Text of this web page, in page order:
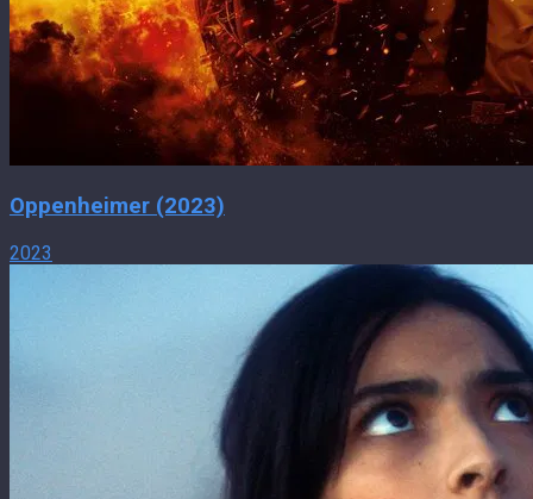
Oppenheimer (2023)
2023